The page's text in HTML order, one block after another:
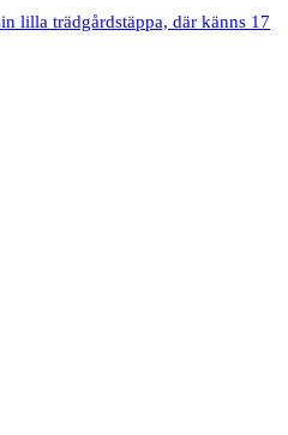
lilla trädgårdstäppa, där känns 17